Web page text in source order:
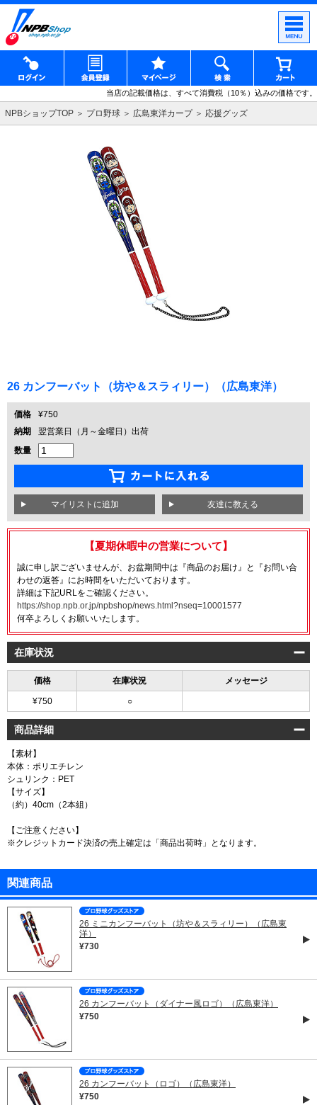
当店の記載価格は、すべて消費税（10％）込みの価格です。
NPBショップTOP プロ野球 広島東洋カープ 応援グッズ
26 カンフーバット（坊や＆スラィリー）（広島東洋）
価格
¥750
納期
翌営業日（月～金曜日）出荷
数量
友達に教える
【夏期休暇中の営業について】
誠に申し訳ございませんが、お盆期間中は『商品のお届け』と『お問い合
わせの返答』にお時間をいただいております。
詳細は下記URLをご確認ください。
https://shop.npb.or.jp/npbshop/news.html?nseq=10001577
何卒よろしくお願いいたします。
在庫状況
価格 在庫状況 メッセージ
¥750 ○
商品詳細
【素材】
本体：ポリエチレン
シュリンク：PET
【サイズ】
（約）40cm（2本組）
【ご注意ください】
※クレジットカード決済の売上確定は「商品出荷時」となります。
関連商品
26 ミニカンフーバット（坊や＆スラィリー）（広島東
洋）
¥730
26 カンフーバット（ダイナー風ロゴ）（広島東洋）
¥750
26 カンフーバット（ロゴ）（広島東洋）
¥750